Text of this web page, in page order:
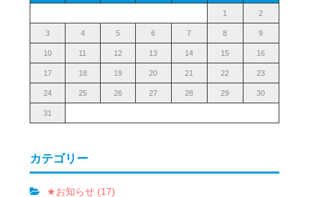
1 2
3 4 5 6 7 8 9
10 11 12 13 14 15 16
17 18 19 20 21 22 23
24 25 26 27 28 29 30
31
カテゴリー
★お知らせ (17)